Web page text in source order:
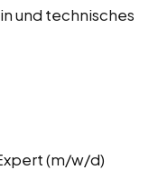
und technisches
(m/w/d)